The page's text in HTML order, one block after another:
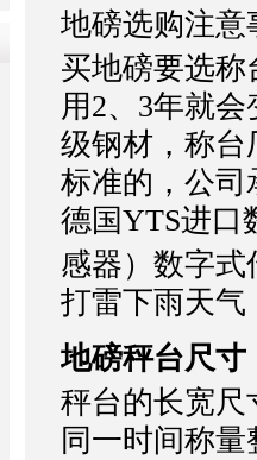
地磅选购注意
买地磅要选
用2、3年就
级钢材，称台
标准的，公司
德国YTS进口
感器）数字
打雷下雨天气
地磅秤台尺寸
秤台的长宽尺
同一时间称